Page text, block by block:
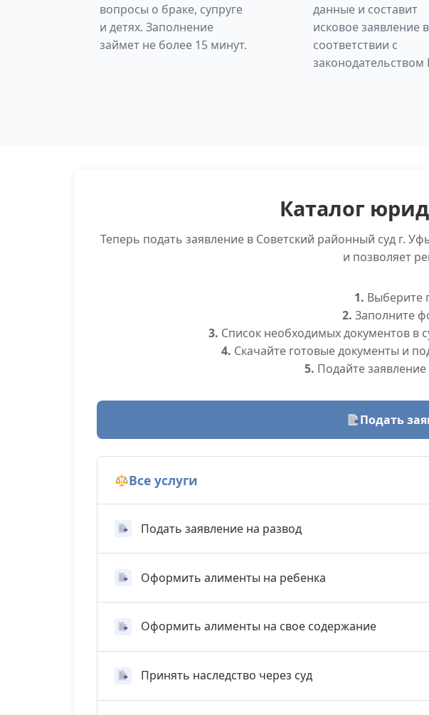
вопросы о браке, супруге
и детях. Заполнение
займет не более 15 минут.
данные и составит
исковое заявление в
соответствии с
законодательством
Каталог
Теперь подать заявление в Советский районный суд г.
и позволяет
1. Выберите
2. Заполните
3. Список необходимых документов в
4. Скачайте готовые документы и
5. Подайте
Подать
Все услуги
Подать заявление на развод
Оформить алименты на ребенка
Оформить алименты на свое содержание
Принять наследство через суд